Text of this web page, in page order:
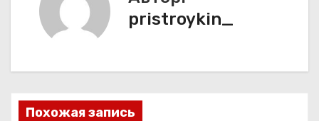
pristroykin_
Похожая запись